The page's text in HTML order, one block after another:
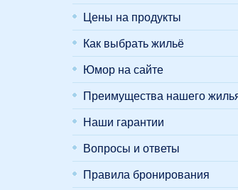
Цены на продукты
Как выбрать жильё
Юмор на сайте
Преимущества нашего
Наши гарантии
Вопросы и ответы
Правила бронирования